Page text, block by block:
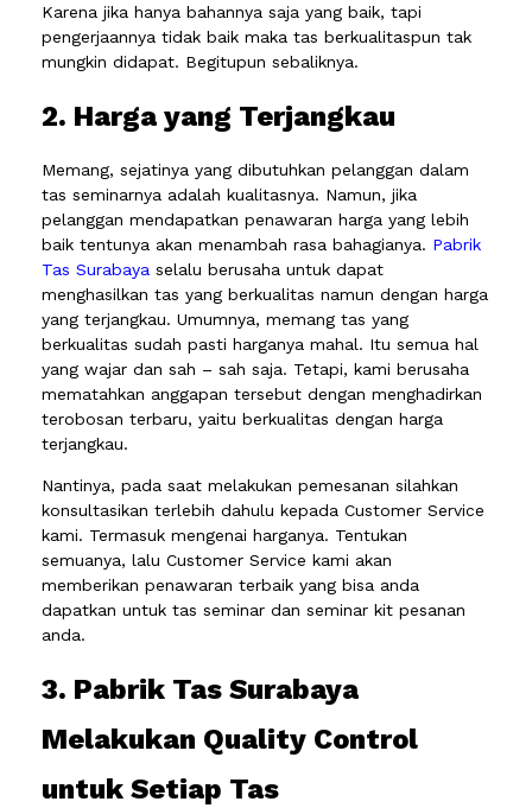
Karena jika hanya bahannya saja yang baik, tapi
pengerjaannya tidak baik maka tas berkualitaspun tak
mungkin didapat. Begitupun sebaliknya.
2. Harga yang Terjangkau
Memang, sejatinya yang dibutuhkan pelanggan dalam
tas seminarnya adalah kualitasnya. Namun, jika
pelanggan mendapatkan penawaran harga yang lebih
baik tentunya akan menambah rasa bahagianya. Pabrik
Tas Surabaya selalu berusaha untuk dapat
menghasilkan tas yang berkualitas namun dengan harga
yang terjangkau. Umumnya, memang tas yang
berkualitas sudah pasti harganya mahal. Itu semua hal
yang wajar dan sah – sah saja. Tetapi, kami berusaha
mematahkan anggapan tersebut dengan menghadirkan
terobosan terbaru, yaitu berkualitas dengan harga
terjangkau.
Nantinya, pada saat melakukan pemesanan silahkan
konsultasikan terlebih dahulu kepada Customer Service
kami. Termasuk mengenai harganya. Tentukan
semuanya, lalu Customer Service kami akan
memberikan penawaran terbaik yang bisa anda
dapatkan untuk tas seminar dan seminar kit pesanan
anda.
3. Pabrik Tas Surabaya
Melakukan Quality Control
untuk Setiap Tas